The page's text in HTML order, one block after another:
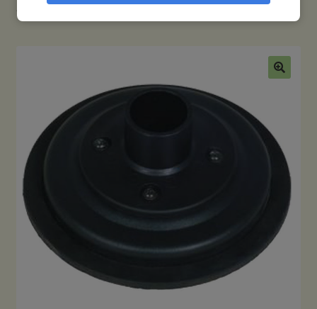
антенны